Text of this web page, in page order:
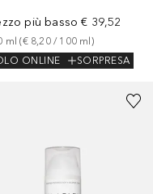
più basso € 39,52
ml (€ 8,20 / 100 ml)
ONLINE
SORPRESA